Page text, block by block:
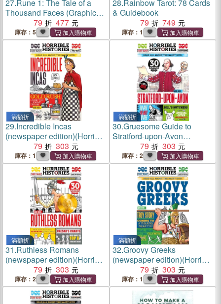
27.Rune 1: The Tale of a
Thousand Faces (Graphic
79 477
庫存：5
28.Rainbow Tarot: 78 Cards
& Guidebook
79
749
庫存：1
滿額折
29.Incredible Incas
(newspaper edition)(Horrible
Histories)
79 303
庫存：1
滿額折
30.Gruesome Guide to
Stratford-upon-Avon
(newspaper edition)(Horrible
Histories)
79 303
庫存：2
滿額折
31.Ruthless Romans
(newspaper edition)(Horrible
Histories)
79 303
庫存：2
滿額折
32.Groovy Greeks
(newspaper edition)(Horrible
Histories)
79 303
庫存：1